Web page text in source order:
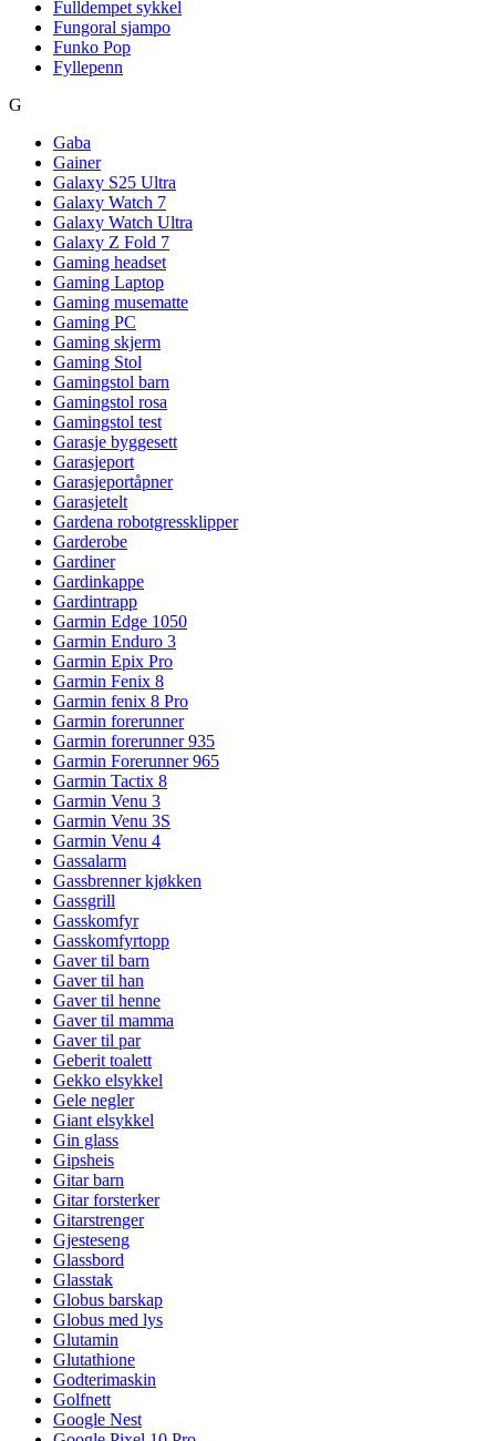
Fulldempet sykkel
Fungoral sjampo
Funko Pop
Fyllepenn
G
Gaba
Gainer
Galaxy S25 Ultra
Galaxy Watch 7
Galaxy Watch Ultra
Galaxy Z Fold 7
Gaming headset
Gaming Laptop
Gaming musematte
Gaming PC
Gaming skjerm
Gaming Stol
Gamingstol barn
Gamingstol rosa
Gamingstol test
Garasje byggesett
Garasjeport
Garasjeportåpner
Garasjetelt
Gardena robotgressklipper
Garderobe
Gardiner
Gardinkappe
Gardintrapp
Garmin Edge 1050
Garmin Enduro 3
Garmin Epix Pro
Garmin Fenix 8
Garmin fenix 8 Pro
Garmin forerunner
Garmin forerunner 935
Garmin Forerunner 965
Garmin Tactix 8
Garmin Venu 3
Garmin Venu 3S
Garmin Venu 4
Gassalarm
Gassbrenner kjøkken
Gassgrill
Gasskomfyr
Gasskomfyrtopp
Gaver til barn
Gaver til han
Gaver til henne
Gaver til mamma
Gaver til par
Geberit toalett
Gekko elsykkel
Gele negler
Giant elsykkel
Gin glass
Gipsheis
Gitar barn
Gitar forsterker
Gitarstrenger
Gjesteseng
Glassbord
Glasstak
Globus barskap
Globus med lys
Glutamin
Glutathione
Godterimaskin
Golfnett
Google Nest